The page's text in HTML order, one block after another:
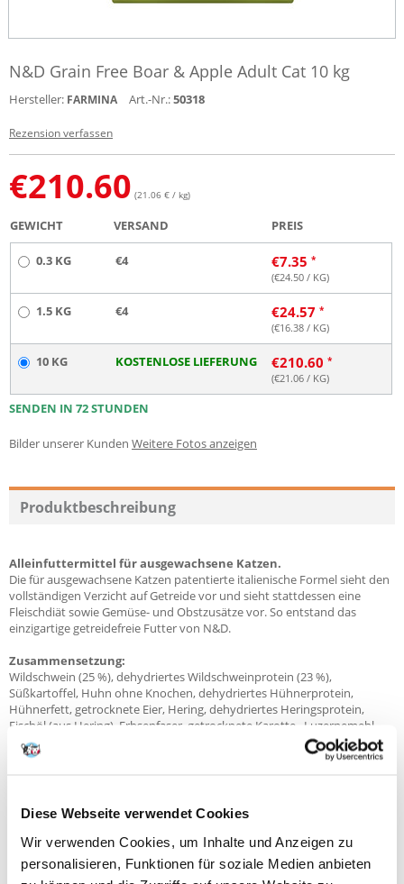
Diese Webseite verwendet Cookies
Wir verwenden Cookies, um Inhalte und Anzeigen zu
personalisieren, Funktionen für soziale Medien anbieten
N&D Grain Free Boar & Apple Adult Cat 10 kg
Hersteller: FARMINA Art.-Nr.:50318
Rezension verfassen
€210.60 (21.06 € / kg)
GEWICHT VERSAND PREIS
0.3 KG €4 €7.35
(€24.50 / KG)
1.5 KG €4 €24.57
(€16.38 / KG)
10 KG KOSTENLOSE LIEFERUNG €210.60
(€21.06 / KG)
SENDEN IN 72 STUNDEN
Bilder unserer Kunden Weitere Fotos anzeigen
Produktbeschreibung
Alleinfuttermittel für ausgewachsene Katzen.
Die für ausgewachsene Katzen patentierte italienische Formel sieht den
vollständigen Verzicht auf Getreide vor und sieht stattdessen eine
Fleischdiät sowie Gemüse- und Obstzusätze vor. So entstand das
einzigartige getreidefreie Futter von N&D.
Zusammensetzung:
Wildschwein (25 %), dehydriertes Wildschweinprotein (23 %),
Süßkartoffel, Huhn ohne Knochen, dehydriertes Hühnerprotein,
Hühnerfett, getrocknete Eier, Hering, dehydriertes Heringsprotein,
Fischöl (aus Hering), Erbsenfaser, getrocknete Karotte , Luzernemehl,
Chicorée-Inulin, Fructo-Oligosaccharide, Hefeextrakt (Quelle für
Mannan-Oligosaccharide), getrockneter Apfel (0,5 %), getrockneter
Natrium Chlorid, getrocknete Bierhefe, Kurkuma (0,2 %), Aloe-Extrakt.
Zusatzstoffe in 1kg:
Vitamine, Provitamine und andere chemisch definierte Substanzen mit
ähnlicher Wirkung: Vitamin A (3a672b) 18.000 IE; Vitamin D3 (3a671) 1200